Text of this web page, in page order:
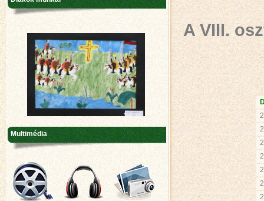
A VIII.
Multimédia